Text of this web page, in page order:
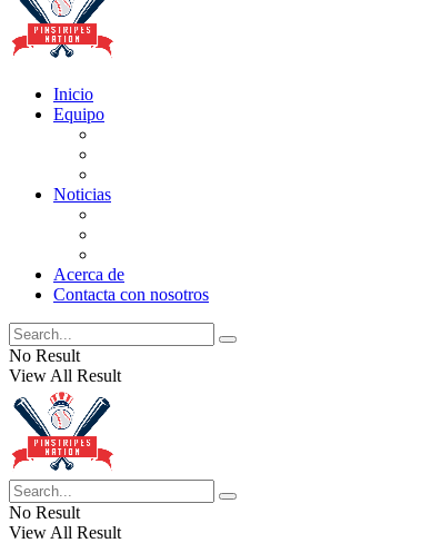
Inicio
Equipo
Noticias
Acerca de
Contacta con nosotros
No Result
View All Result
No Result
View All Result